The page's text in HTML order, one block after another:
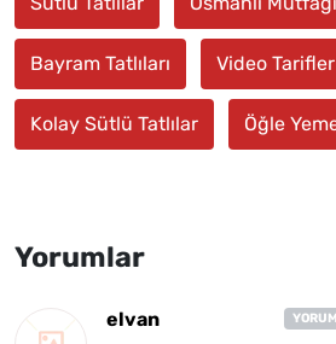
Bayram Tatlıları Video Tarifler
Kolay Sütlü Tatlılar Öğle
Yorumlar
elvan YORUM